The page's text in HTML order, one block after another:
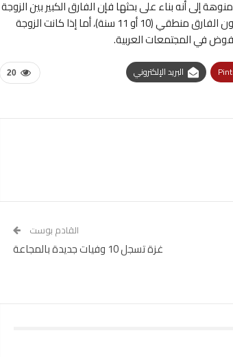
إلى أنه بناء على بحثها فإن الفارق الكبير بين الزوجة
وزوجها في العمر بات مقبولًا في المجتمعات العربية، ولكن عندما يكون الفارق منطقي (10 أو 11 سنة)، أما إذا كانت الزوجة
20 البريد الإلكتروني
القادم بوست
غزة تسجل 10 وفيات جديدة بالمجاعة